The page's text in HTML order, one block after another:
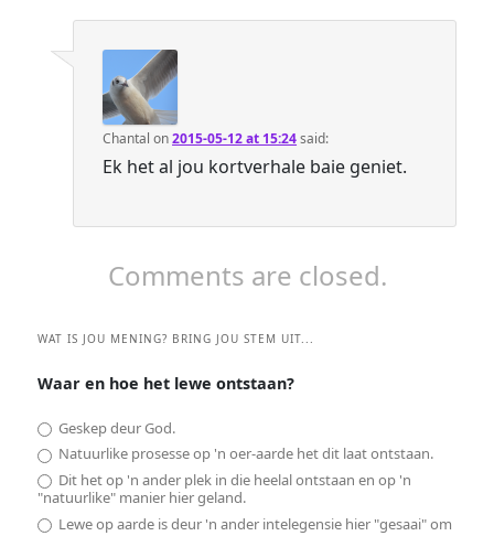
Chantal on2015-05-12 at 15:24said:
Ek het al jou kortverhale baie geniet.
Comments are closed.
WAT IS JOU MENING? BRING JOU STEM UIT...
Waar en hoe het lewe ontstaan?
Geskep deur God.
Natuurlike prosesse op 'n oer-aarde het dit laat ontstaan.
Dit het op 'n ander plek in die heelal ontstaan en op 'n
"natuurlike" manier hier geland.
Lewe op aarde is deur 'n ander intelegensie hier "gesaai" om